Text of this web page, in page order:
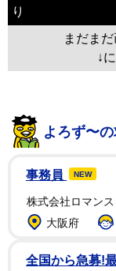
り
まだま
↓
よろず〜
事務員 NEW
株式会社ロマンス
大阪府
全国から急募!